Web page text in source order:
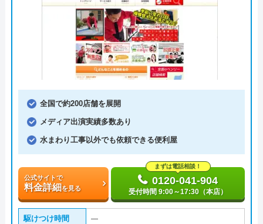
全国で約200店舗を展開
メディア出演実績多数あり
水まわり工事以外でも依頼できる便利屋
公式サイトで
料金詳細を見る
まずは電話相談！
0120-041-904
受付時間 9:00～17:30（本店）
駆けつけ時間 ―